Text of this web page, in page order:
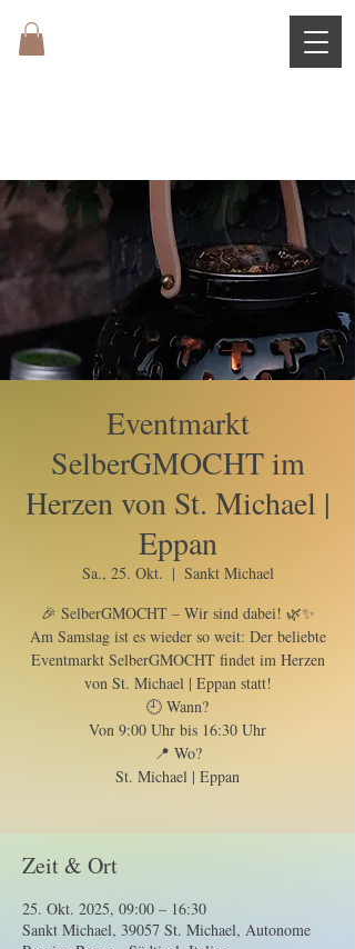
Eventmarkt
SelberGMOCHT im
Herzen von St. Michael |
Eppan
Sa., 25. Okt.
  |
Sankt Michael
🎉 SelberGMOCHT – Wir sind dabei! 🌿✨
Am Samstag ist es wieder so weit: Der beliebte
Eventmarkt SelberGMOCHT findet im Herzen
von St. Michael | Eppan statt!
🕘 Wann?
Von 9:00 Uhr bis 16:30 Uhr
📍 Wo?
St. Michael | Eppan
Zeit & Ort
25. Okt. 2025, 09:00 – 16:30
Sankt Michael, 39057 St. Michael, Autonome